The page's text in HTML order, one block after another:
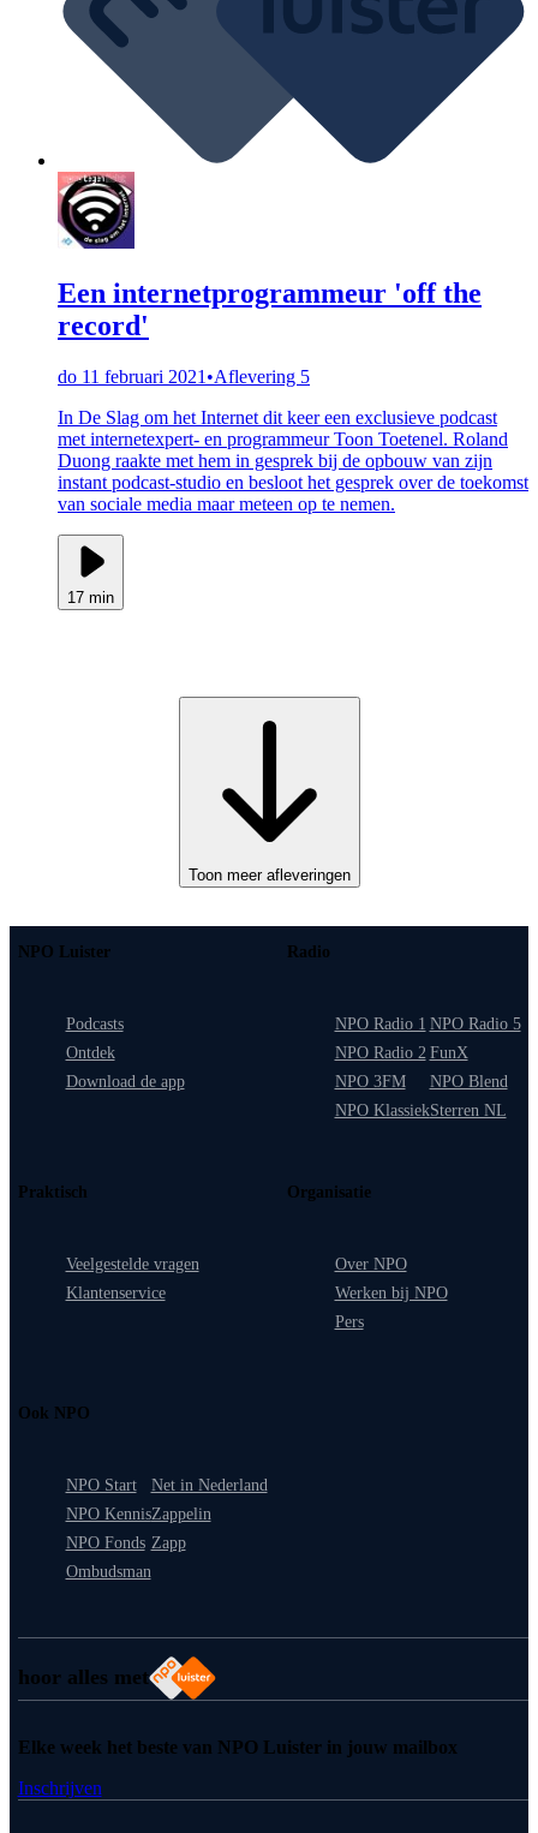
Een internetprogrammeur 'off the
record'
do 11 februari 2021 •Aflevering 5
In De Slag om het Internet dit keer een exclusieve podcast
met internetexpert- en programmeur Toon Toetenel. Roland
Duong raakte met hem in gesprek bij de opbouw van zijn
instant podcast-studio en besloot het gesprek over de toekomst
van sociale media maar meteen op te nemen.
17 min
Toon meer afleveringen
hoor alles met
NPO Luister
Podcasts
Ontdek
Download de app
Radio
NPO Radio 1
NPO Radio 2
NPO 3FM
NPO Klassiek
NPO Radio 5
FunX
NPO Blend
Sterren NL
Praktisch
Veelgestelde vragen
Klantenservice
Organisatie
Over NPO
Werken bij NPO
Pers
Ook NPO
NPO Start
NPO Kennis
NPO Fonds
Ombudsman
Net in Nederland
Zappelin
Zapp
Elke week het beste van NPO Luister in jouw mailbox
Inschrijven